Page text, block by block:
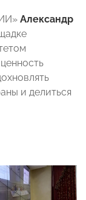
Александр
и делиться